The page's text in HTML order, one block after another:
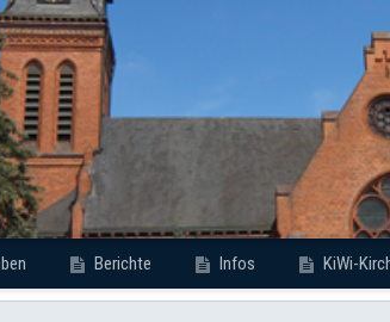
Berichte Infos KiWi-